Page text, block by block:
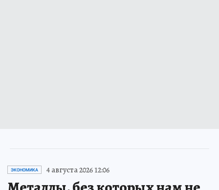
ЭКОНОМИКА 4 августа 2026 12:06